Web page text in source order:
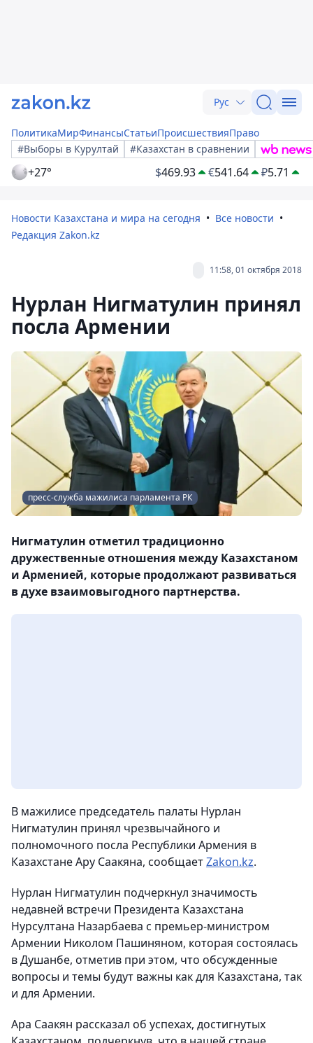
Рус
ПолитикаМирФинансыСтатьиПроисшествияПраво
#Выборы в Курултай
#Казахстан в сравнении
+27° $469.93 €541.64 ₽5.71
Новости Казахстана и мира на сегодня
Все новости
Редакция Zakon.kz
11:58, 01 октября 2018
Нурлан Нигматулин принял
посла Армении
пресс-служба мажилиса парламента РК
Нигматулин отметил традиционно
дружественные отношения между Казахстаном
и Арменией, которые продолжают развиваться
в духе взаимовыгодного партнерства.
В мажилисе председатель палаты Нурлан
Нигматулин принял чрезвычайного и
полномочного посла Республики Армения в
Казахстане Ару Саакяна, сообщаетZakon.kz.
Нурлан Нигматулин подчеркнул значимость
недавней встречи Президента Казахстана
Нурсултана Назарбаева с премьер-министром
Армении Николом Пашиняном, которая состоялась
в Душанбе, отметив при этом, что обсужденные
вопросы и темы будут важны как для Казахстана, так
и для Армении.
Ара Саакян рассказал об успехах, достигнутых